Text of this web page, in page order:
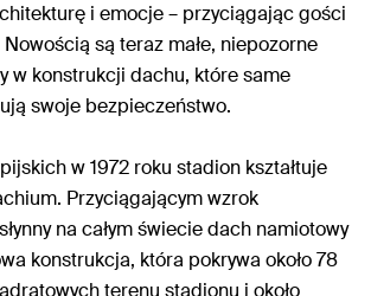
i emocje – przyciągając gości
są teraz małe, niepozorne
w konstrukcji dachu, które same
swoje bezpieczeństwo.
w 1972 roku stadion kształtuje
Przyciągającym wzrok
na całym świecie dach namiotowy
konstrukcja, która pokrywa około 78
terenu stadionu i około